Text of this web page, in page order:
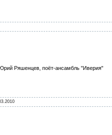
Ряшенцев, поёт-ансамбль "Иверия"